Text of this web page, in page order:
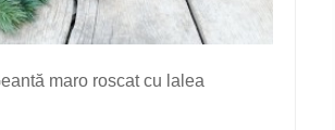
maro roscat cu lalea